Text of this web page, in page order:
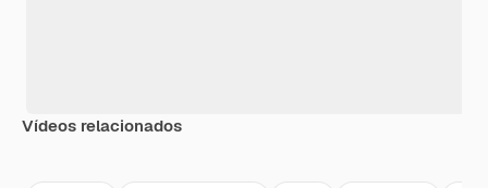
Vídeos relacionados